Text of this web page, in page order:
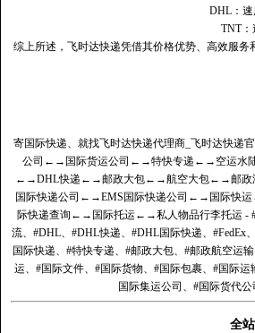
DHL：
TNT：
综上所述，飞时达快递凭借其价格优势、高效服
寄国际快递、就找飞时达快递代理商_飞时达快递
公司 ←→ 国际货运公司 ←→特快专递 ←→ 空运水
←→DHL快递 ←→邮政大包←→航空大包←→邮政
国际快递公司 ←→EMS国际快递公司 ←→ 国际快运
际快递查询 ←→ 国际托运←→私人物品行李托运 -
流、#DHL、#DHL快递、#DHL国际快递、#FedEx
国际快递、#特快专递、#邮政大包、#邮政航空运
运、#国际文件、#国际货物、#国际包裹、#国际
国际集运公司、#国际货代
全